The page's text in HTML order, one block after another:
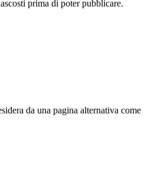
prima di poter pubblicare.
da una pagina alternativa come